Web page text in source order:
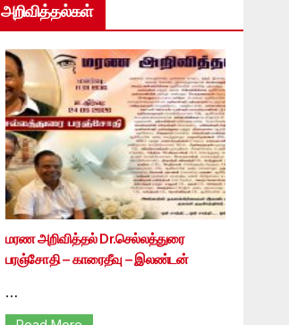
அறிவித்தல்கள்
மரண அறிவித்தல் Dr.செல்லத்துரை
பரஞ்சோதி – காரைதீவு – இலண்டன்
…